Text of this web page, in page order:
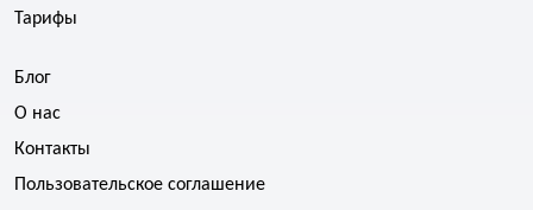
Тарифы
Блог
О нас
Контакты
Пользовательское соглашение